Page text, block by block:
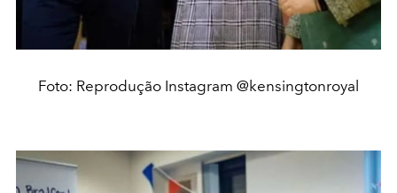
Foto: Reprodução Instagram @kensingtonroyal